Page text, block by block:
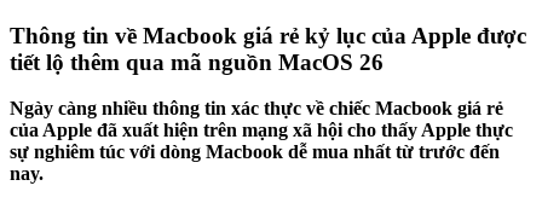
Thông tin về Macbook giá rẻ kỷ lục của Apple được
tiết lộ thêm qua mã nguồn MacOS 26
Ngày càng nhiều thông tin xác thực về chiếc Macbook giá rẻ
của Apple đã xuất hiện trên mạng xã hội cho thấy Apple thực
sự nghiêm túc với dòng Macbook dễ mua nhất từ trước đến
nay.